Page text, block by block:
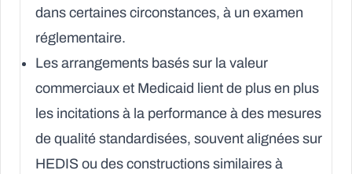
dans certaines circonstances, à un examen
réglementaire.
Les arrangements basés sur la valeur
commerciaux et Medicaid lient de plus en plus
les incitations à la performance à des mesures
de qualité standardisées, souvent alignées sur
HEDIS ou des constructions similaires à